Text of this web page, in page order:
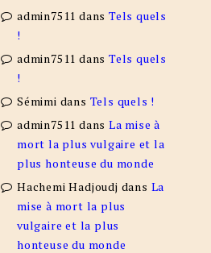
admin7511 dansTels quels
!
admin7511 dansTels quels
!
Sémimi dans Tels quels !
admin7511 dansLa mise à
mort la plus vulgaire et la
plus honteuse du monde
Hachemi Hadjoudj dans La
mise à mort la plus
vulgaire et la plus
honteuse du monde